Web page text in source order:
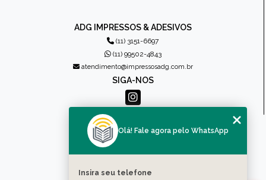
ADG IMPRESSOS & ADESIVOS
(11) 3151-6697
(11) 99502-4843
atendimento@impressosadg.com.br
SIGA-NOS
MENU
QUEM SOMOS
PRODUTOS
Olá! Fale agora pelo WhatsApp
Insira seu telefone